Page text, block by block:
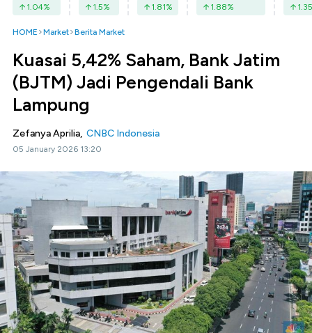
1.04% 1.5% 1.81% 1.88% 1.35
HOME Market Berita Market
Kuasai 5,42% Saham, Bank Jatim
(BJTM) Jadi Pengendali Bank
Lampung
Zefanya Aprilia, CNBC Indonesia
05 January 2026 13:20